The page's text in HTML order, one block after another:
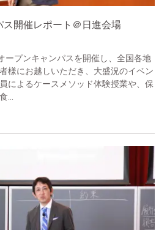
開催レポート＠日進会場
ープンキャンパスを開催し、全国各地
様にお越しいただき、大盛況のイベン
によるケースメソッド体験授業や、保
...